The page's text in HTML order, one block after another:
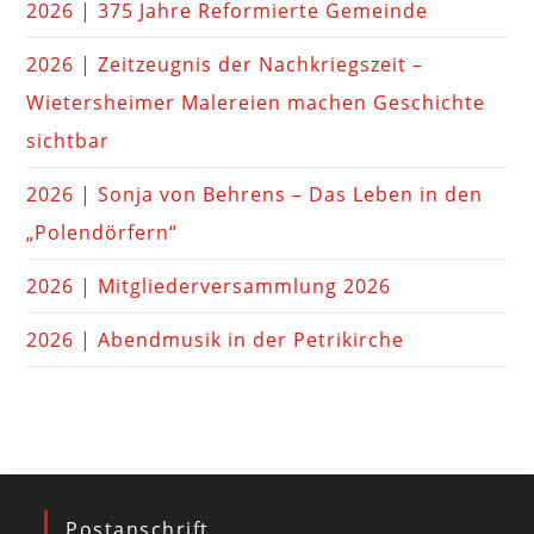
2026 | 375 Jahre Reformierte Gemeinde
2026 | Zeitzeugnis der Nachkriegszeit –
Wietersheimer Malereien machen Geschichte
sichtbar
2026 | Sonja von Behrens – Das Leben in den
„Polendörfern“
2026 | Mitgliederversammlung 2026
2026 | Abendmusik in der Petrikirche